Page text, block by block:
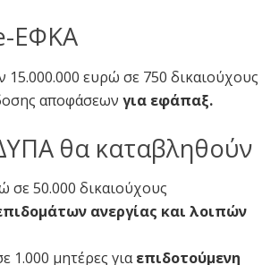
ΕΦΚΑ
ευρώ σε 750 δικαιούχους
αποφάσεων για εφάπαξ.
θα καταβληθούν
σε 50.000 δικαιούχους
ανεργίας και λοιπών
1.000 μητέρες γιαεπιδοτούμενη